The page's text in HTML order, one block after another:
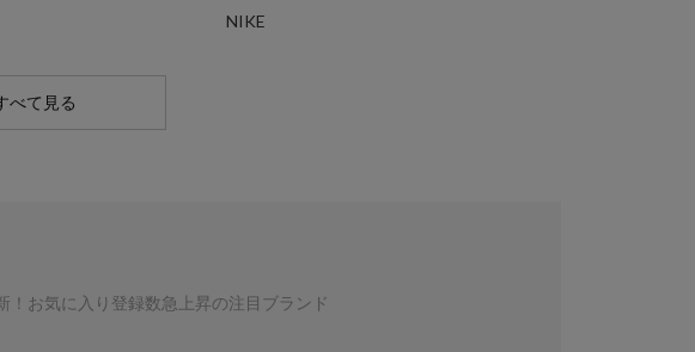
NIKE
べて見る
！お気に入り登録数急上昇の注目ブランド